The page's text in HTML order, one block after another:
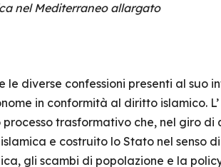
nel Mediterraneo allargato
diverse confessioni presenti al suo
in conformità al diritto islamico.
trasformativo che, nel giro
e costruito lo Stato nel senso
gli scambi di popolazione e la